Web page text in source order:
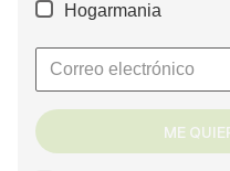
Hogarmania
ME